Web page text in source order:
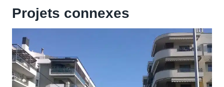
Projets connexes